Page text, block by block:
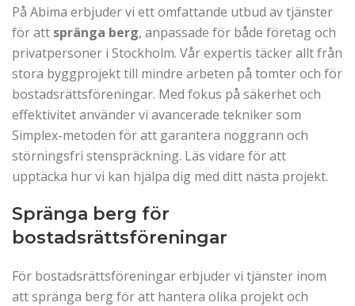
På Abima erbjuder vi ett omfattande utbud av tjänster
för att spränga berg, anpassade för både företag och
privatpersoner i Stockholm. Vår expertis täcker allt från
stora byggprojekt till mindre arbeten på tomter och för
bostadsrättsföreningar. Med fokus på säkerhet och
effektivitet använder vi avancerade tekniker som
Simplex-metoden för att garantera noggrann och
störningsfri stenspräckning. Läs vidare för att
upptäcka hur vi kan hjälpa dig med ditt nästa projekt.
Spränga berg för
bostadsrättsföreningar
För bostadsrättsföreningar erbjuder vi tjänster inom
att spränga berg för att hantera olika projekt och